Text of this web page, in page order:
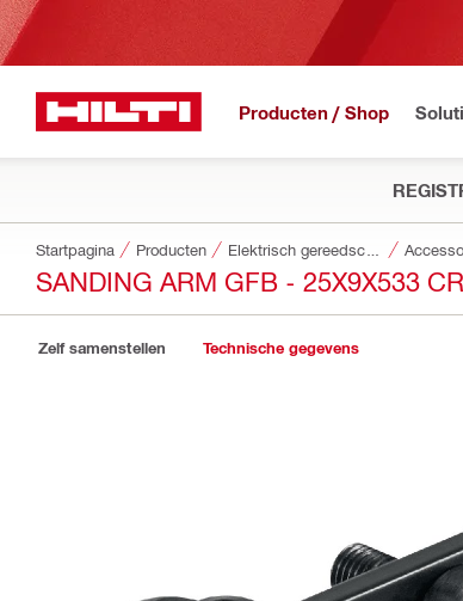
Producten / Shop
Startpagina Producten
SANDING ARM GFB - 25X9X533
Zelf samenstellen Technische gegevens